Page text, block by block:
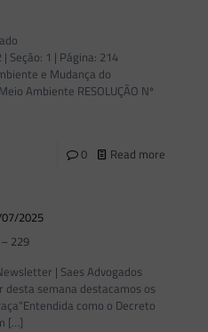
Seção: 1 | Página: 214
e Mudança do
Ambiente RESOLUÇÃO Nº
0 Read more
2025
229
| Saes Advogados
semana destacamos os
como o Decreto
[…]